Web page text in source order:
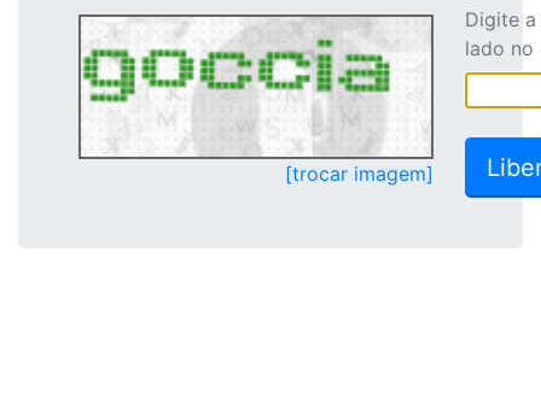
[trocar imagem]
Digite
lado no